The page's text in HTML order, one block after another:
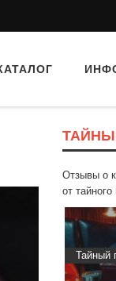
Отзывы о
от тайного
Buffet" Тайный